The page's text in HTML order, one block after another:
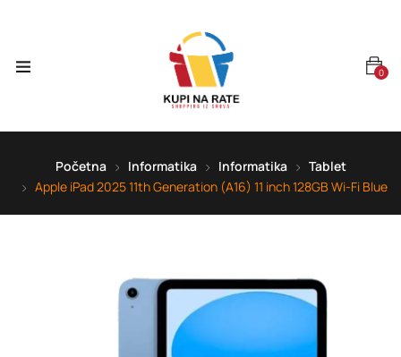
0
Početna Informatika Informatika
Tablet
Apple iPad 2025 11th Generation (A16) 11 inch 128GB Wi-Fi Blue